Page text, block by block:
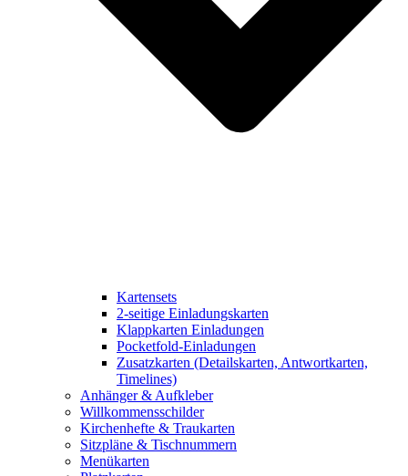
Kartensets
2-seitige Einladungskarten
Klappkarten Einladungen
Pocketfold-Einladungen
Zusatzkarten (Detailskarten, Antwortkarten,
Timelines)
Anhänger & Aufkleber
Willkommensschilder
Kirchenhefte & Traukarten
Sitzpläne & Tischnummern
Menükarten